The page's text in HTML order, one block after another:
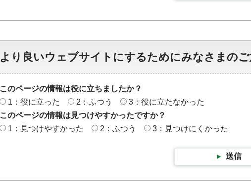
より良いウェブサイトにするためにみなさまの
このページの情報は役に立ちましたか？
1：役に立った
2：ふつう
3：役に立たなかった
このページの情報は見つけやすかったですか？
1：見つけやすかった
2：ふつう 3：見つけにくかった
送信